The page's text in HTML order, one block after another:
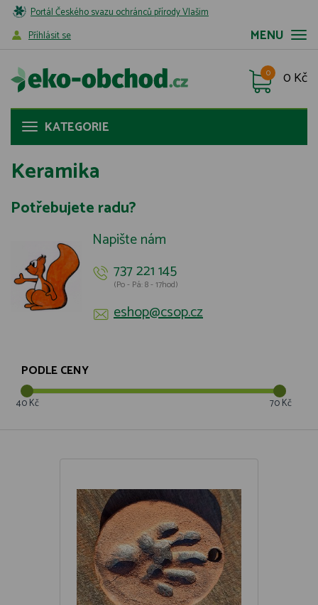
Portál Českého svazu ochránců přírody Vlašim
MENU
Příhlásit se
0 Kč
0
KATEGORIE
Keramika
Potřebujete radu?
Napište nám
737 221 145
(Po - Pá: 8 - 17hod)
eshop@csop.cz
PODLE CENY
40 Kč 70 Kč